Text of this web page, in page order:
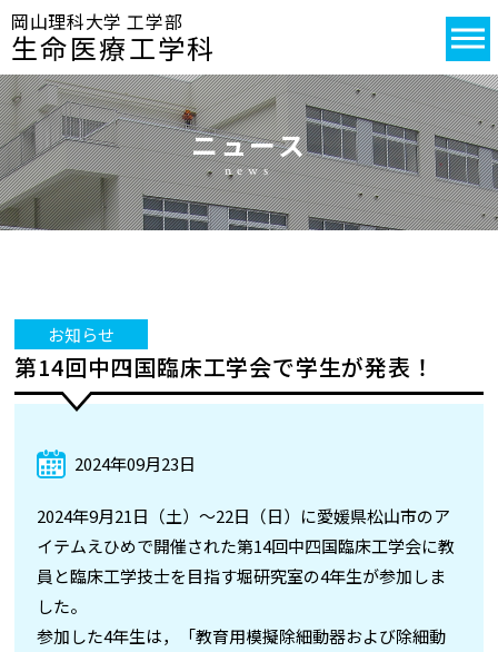
岡山理科大学 工学部
生命医療工学科
ニュース
news
お知らせ
第14回中四国臨床工学会で学生が発表！
2024年09月23日
2024年9月21日（土）～22日（日）に愛媛県松山市のア
イテムえひめで開催された第14回中四国臨床工学会に教
員と臨床工学技士を目指す堀研究室の4年生が参加しま
した。
参加した4年生は，「教育用模擬除細動器および除細動